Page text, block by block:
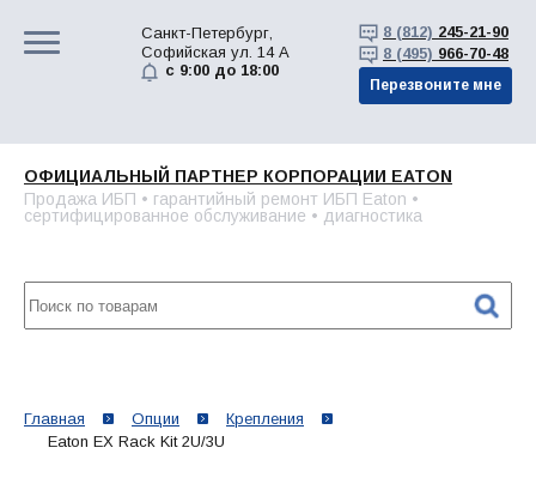
Санкт-Петербург,
Софийская ул. 14 А
с 9:00 до 18:00
8 (812) 245-21-90
8 (495) 966-70-48
Перезвоните мне
ОФИЦИАЛЬНЫЙ ПАРТНЕР КОРПОРАЦИИ EATON
Продажа ИБП • гарантийный ремонт ИБП Eaton •
сертифицированное обслуживание • диагностика
Главная Опции
Крепления
Eaton EX Rack Kit 2U/3U